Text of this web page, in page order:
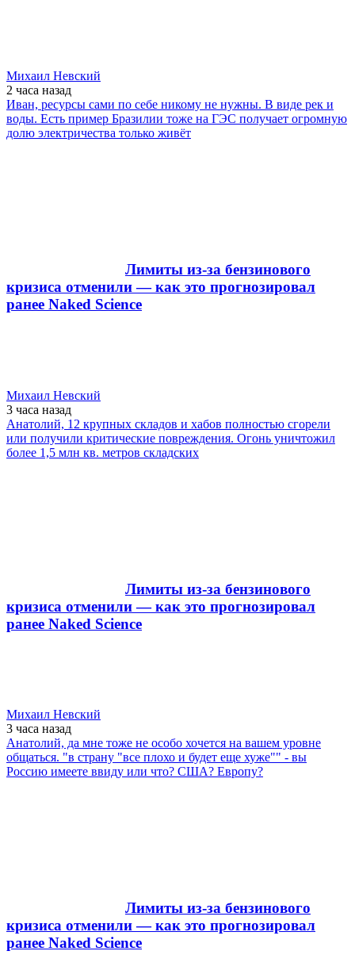
Михаил Невский
2 часа назад
Иван, ресурсы сами по себе никому не нужны. В виде рек и
воды. Есть пример Бразилии тоже на ГЭС получает огромную
долю электричества только живёт
Лимиты из-за бензинового
кризиса отменили — как это прогнозировал
ранее Naked Science
Михаил Невский
3 часа назад
Анатолий, 12 крупных складов и хабов полностью сгорели
или получили критические повреждения. Огонь уничтожил
более 1,5 млн кв. метров складских
Лимиты из-за бензинового
кризиса отменили — как это прогнозировал
ранее Naked Science
Михаил Невский
3 часа назад
Анатолий, да мне тоже не особо хочется на вашем уровне
общаться. "в страну "все плохо и будет еще хуже"" - вы
Россию имеете ввиду или что? США? Европу?
Лимиты из-за бензинового
кризиса отменили — как это прогнозировал
ранее Naked Science